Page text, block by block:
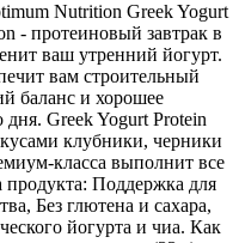
Nutrition Greek Yogurt
- протеиновый завтрак в
ваш утренний йогурт.
вам строительный
баланс и хорошее
Greek Yogurt Protein
клубники, черники
класса выполнит все
продукта: Поддержка для
Без глютена и сахара,
йогурта и чиа. Как